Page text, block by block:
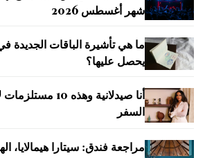
شهر أغسطس 2026
ما هي تأشيرة الباقات الجديدة
يحصل عليها؟
أنا صيدلانية وهذه
السفر
مراجعة فندق: سيتارا هيمالايا،